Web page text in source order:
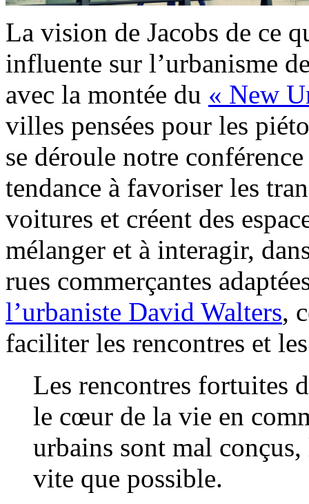
La vision de Jacobs de ce
influente sur l’urbanisme
avec la montée du « New
villes pensées pour les
se déroule notre
tendance à favoriser les
voitures et créent des
mélanger et à interagir,
rues commerçantes
l’urbaniste David Walters,
faciliter les rencontres et
Les rencontres fortuites
le cœur de la vie en
urbains sont mal
vite que possible.